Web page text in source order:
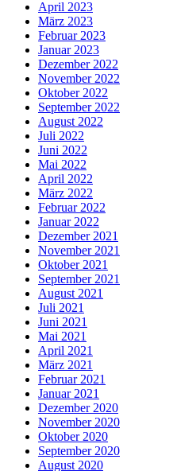
April 2023
März 2023
Februar 2023
Januar 2023
Dezember 2022
November 2022
Oktober 2022
September 2022
August 2022
Juli 2022
Juni 2022
Mai 2022
April 2022
März 2022
Februar 2022
Januar 2022
Dezember 2021
November 2021
Oktober 2021
September 2021
August 2021
Juli 2021
Juni 2021
Mai 2021
April 2021
März 2021
Februar 2021
Januar 2021
Dezember 2020
November 2020
Oktober 2020
September 2020
August 2020